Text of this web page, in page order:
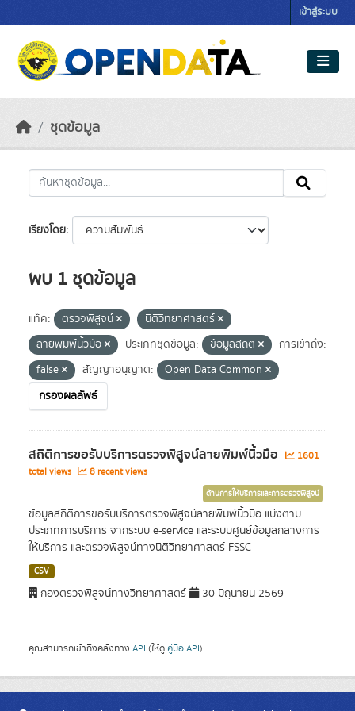
เข้าสู่ระบบ
ชุดข้อมูล
เรียงโดย
พบ 1 ชุดข้อมูล
แท็ค: ตรวจพิสูจน์
นิติวิทยาศาสตร์
ลายพิมพ์นิ้วมือ
ประเภทชุดข้อมูล: ข้อมูลสถิติ
การเข้าถึง:
false
สัญญาอนุญาต:
Open Data Common
กรองผลลัพธ์
สถิติการขอรับบริการตรวจพิสูจน์ลายพิมพ์นิ้วมือ
1601
total views
8 recent views
ด้านการให้บริการและการตรวจพิสูจน์
ข้อมูลสถิติการขอรับบริการตรวจพิสูจน์ลายพิมพ์นิ้วมือ แบ่งตาม
ประเภทการบริการ จากระบบ e-service และระบบศูนย์ข้อมูลกลางการ
ให้บริการ และตรวจพิสูจน์ทางนิติวิทยาศาสตร์ FSSC
CSV
กองตรวจพิสูจน์ทางวิทยาศาสตร์ 30 มิถุนายน 2569
คุณสามารถเข้าถึงคลังทาง API (ให้ดู คู่มือ API).